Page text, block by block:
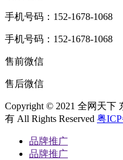
手机号码：152-1678-1068
手机号码：152-1678-1068
售前微信
售后微信
Copyright © 2021 全网天下
有 All Rights Reserved 粤
品牌推广
品牌推广